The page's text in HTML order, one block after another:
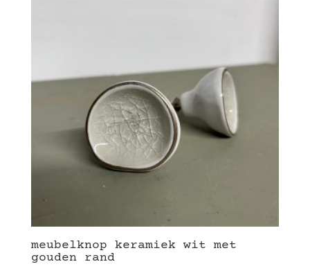
meubelknop keramiek wit met
gouden rand